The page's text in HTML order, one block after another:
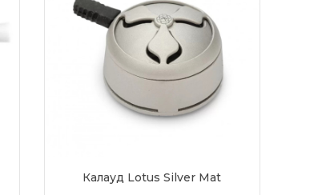
Калауд Lotus Silver Mat